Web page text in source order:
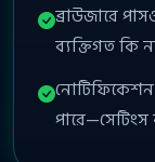
ব্রাউজারে
ব্যক্তিগত কি
নোটিফিকেশন